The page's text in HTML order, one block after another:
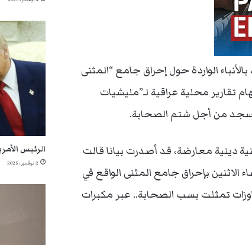
الواردة حول إحراق جامع “المثنى
تقارير محلية عراقية لـ”مليشيات
من أجل شتم الصحابة.
دينية معارضة، قد أصدرت بيانا قالت
بإحراق جامع المثنى الواقع في
تمثلت بسب الصحابة.. عبر مكبرات
الرئيس
2 نوفمبر، 2025